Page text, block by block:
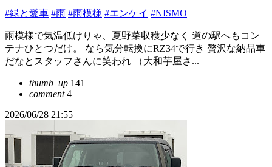
#緑と愛車 #雨 #雨模様 #エンケイ #NISMO
雨模様で気温低けりゃ、夏野菜収穫少なく 道の駅へもコン
テナひとつだけ。 なら気分転換にRZ34で行き 贅沢な納品車
だなとスタッフさんに笑われ （大和芋屋さ...
thumb_up 141
comment4
2026/06/28 21:55